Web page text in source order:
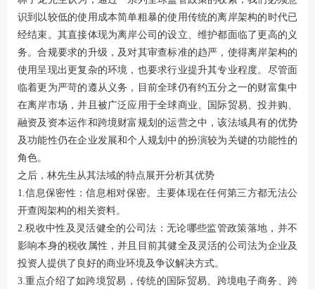
识到以较低的使用成本简单粗暴的使用传统的离岸架构的时代已
经结束。其直接体现为离岸公司的设立、维护都面临了更高的义
务。合规要求的升级，及对其审查标准的趋严，使得离岸架构的
使用呈现出更复杂的环境，也要求行业提升其专业程度。尽管面
临着更为严苛的遵从义务，目前全球仍有约五分之一的财富集中
在离岸市场，并且被广泛应用于全球商业、国际贸易、投并购、
融资及资本运作和跨境财富规划的运营之中，该法域具有的优势
及功能性仍在企业发展和个人规划中的扮演较为关键的功能性的
角色。
之后，林先生从其法域的特点展开分析其优势
1.信息保密性：信息相对保密。主要体现在任何第三方都无法公
开查阅架构的相关资料。
2.税收中性及灵活健全的公司法：无论哪些监管政策落地，并不
影响本身的税收属性，并且目前其健全及灵活的公司法为企业及
投资人提供了良好的商业环境及争议解决方式。
3.重点介绍了如跨境贸易，传统的国际贸易、跨境电子商务、跨